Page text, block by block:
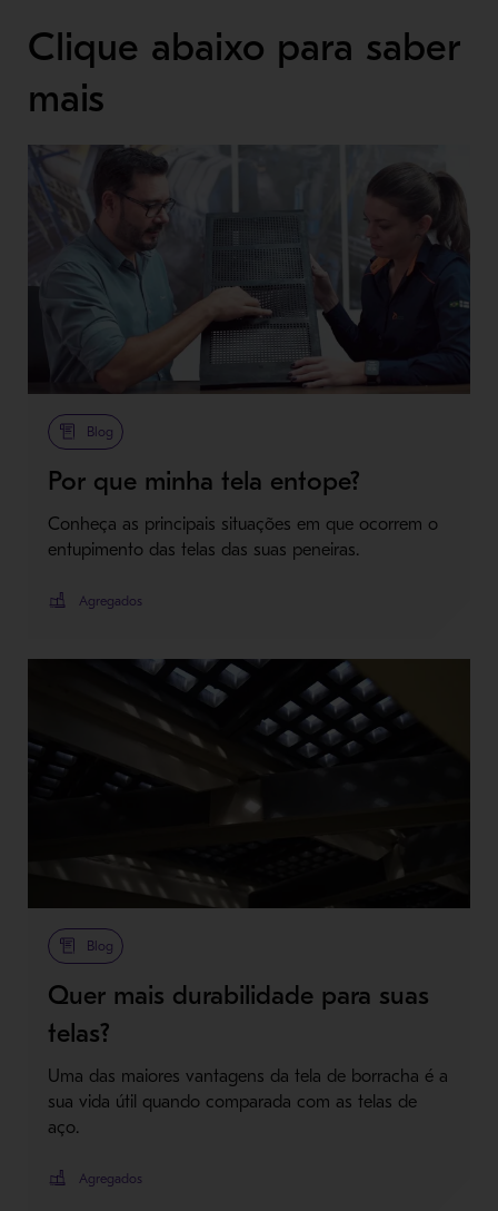
Clique abaixo para saber
mais
Blog
Por que minha tela entope?
Conheça as principais situações em que ocorrem o
entupimento das telas das suas peneiras.
Agregados
Blog
Quer mais durabilidade para suas
telas?
Uma das maiores vantagens da tela de borracha é a
sua vida útil quando comparada com as telas de
aço.
Agregados